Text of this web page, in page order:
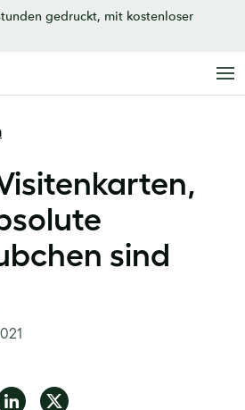
gedruckt, mit kostenloser
sind
Share